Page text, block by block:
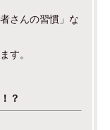
さんの習慣」な
す。
？